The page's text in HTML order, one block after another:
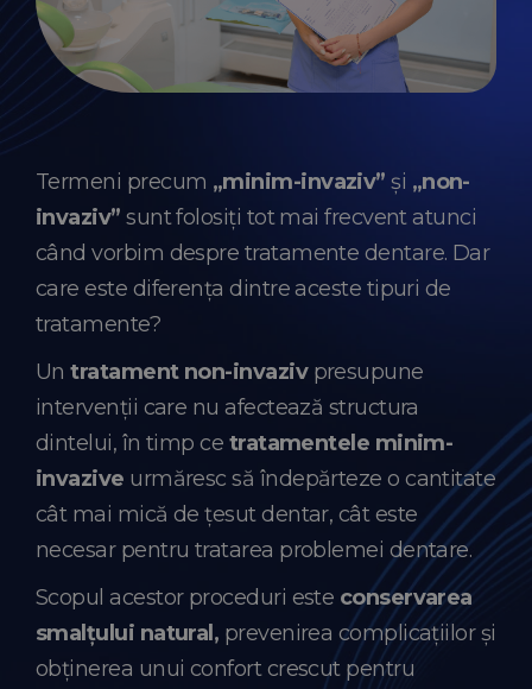
Termeni precum „minim-invaziv” și „non-
invaziv” sunt folosiți tot mai frecvent atunci
când vorbim despre tratamente dentare. Dar
care este diferența dintre aceste tipuri de
tratamente?
Untratament non-invazivpresupune
intervenții care nu afectează structura
dintelui, în timp ce tratamentele minim-
invazive urmăresc să îndepărteze o cantitate
cât mai mică de țesut dentar, cât este
necesar pentru tratarea problemei dentare.
Scopul acestor proceduri este conservarea
smalțului natural, prevenirea complicațiilor și
obținerea unui confort crescut pentru